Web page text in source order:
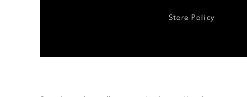
Store Policy